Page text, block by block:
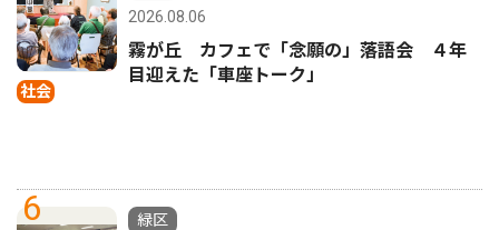
社会
2026.08.06
霧が丘 カフェで「念願の」落語会 ４年
目迎えた「車座トーク」
6
緑区